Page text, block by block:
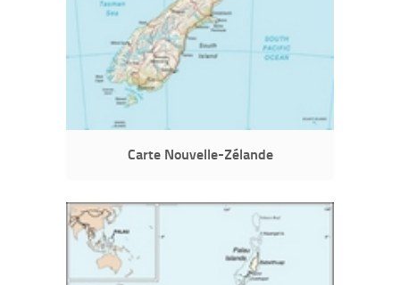
Carte Nouvelle-Zélande